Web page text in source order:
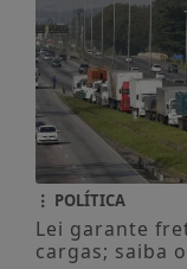
POLÍTICA
Lei garante
cargas; saiba